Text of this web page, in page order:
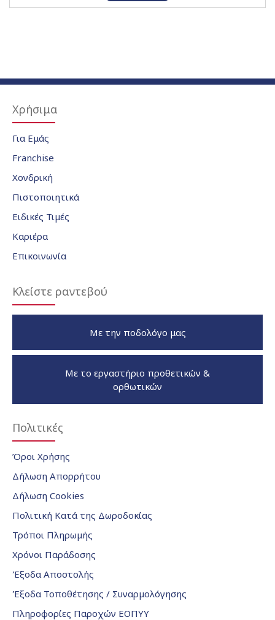
Χρήσιμα
Για Εμάς
Franchise
Χονδρική
Πιστοποιητικά
Ειδικές Τιμές
Καριέρα
Επικοινωνία
Κλείστε ραντεβού
Με την ποδολόγο μας
Με το εργαστήριο προθετικών &
ορθωτικών
Πολιτικές
Όροι Χρήσης
Δήλωση Απορρήτου
Δήλωση Cookies
Πολιτική Κατά της Δωροδοκίας
Τρόποι Πληρωμής
Χρόνοι Παράδοσης
Έξοδα Αποστολής
Έξοδα Τοποθέτησης / Συναρμολόγησης
Πληροφορίες Παροχών ΕΟΠΥΥ